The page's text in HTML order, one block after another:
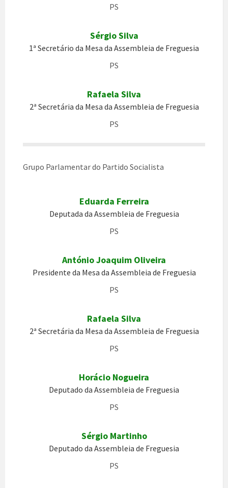
PS
Sérgio Silva
1ª Secretário da Mesa da Assembleia de Freguesia
PS
Rafaela Silva
2ª Secretária da Mesa da Assembleia de Freguesia
PS
Grupo Parlamentar do Partido Socialista
Eduarda Ferreira
Deputada da Assembleia de Freguesia
PS
António Joaquim Oliveira
Presidente da Mesa da Assembleia de Freguesia
PS
Rafaela Silva
2ª Secretária da Mesa da Assembleia de Freguesia
PS
Horácio Nogueira
Deputado da Assembleia de Freguesia
PS
Sérgio Martinho
Deputado da Assembleia de Freguesia
PS